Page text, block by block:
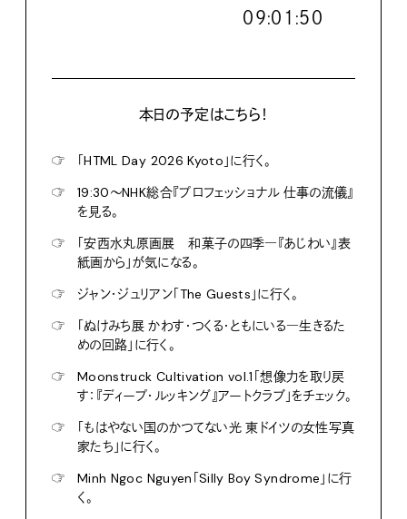
０９:０１:５１
本日の予定はこちら！
☞
「HTML Day 2026 Kyoto」に行く。
☞
19:30〜NHK総合『プロフェッショナル 仕事の流儀』
を見る。
☞
「安西水丸原画展 和菓子の四季―『あじわい』表
紙画から」が気になる。
☞
ジャン・ジュリアン「The Guests」に行く。
☞
「ぬけみち展 かわす・つくる・ともにいる―生きるた
めの回路」に行く。
☞
Moonstruck Cultivation vol.1「想像力を取り戻
す：『ディープ・ルッキング』アートクラブ」をチェック。
☞
「もはやない国のかつてない光 東ドイツの女性写真
家たち」に行く。
☞
Minh Ngoc Nguyen「Silly Boy Syndrome」に行
く。